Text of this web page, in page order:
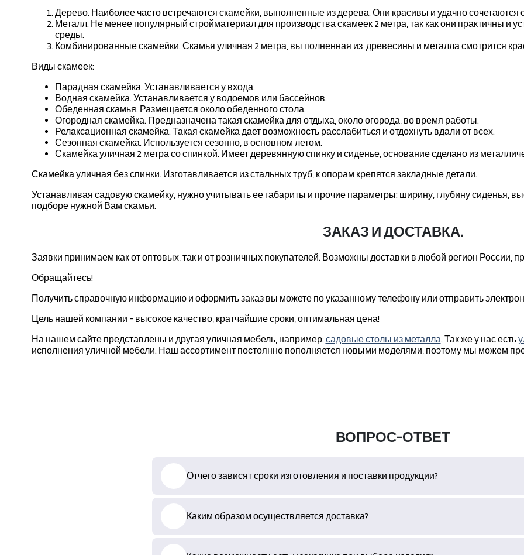
Дерево. Наиболее часто встречаются скамейки, выполненные из дерева. Они красивы и удачно сочетаются
Металл. Не менее популярный стройматериал для производства скамеек 2 метра, так как они практичны и
среды.
Комбинированные скамейки. Скамья уличная 2 метра, вы полненная из древесины и металла смотрится
Виды скамеек:
Парадная скамейка. Устанавливается у входа.
Водная скамейка. Устанавливается у водоемов или бассейнов.
Обеденная скамья. Размещается около обеденного стола.
Огородная скамейка. Предназначена такая скамейка для отдыха, около огорода, во время работы.
Релаксационная скамейка. Такая скамейка дает возможность расслабиться и отдохнуть вдали от всех.
Сезонная скамейка. Используется сезонно, в основном летом.
Скамейка уличная 2 метра со спинкой. Имеет деревянную спинку и сиденье, основание сделано из
Скамейка уличная без спинки. Изготавливается из стальных труб, к опорам крепятся закладные детали.
Устанавливая садовую скамейку, нужно учитывать ее габариты и прочие параметры: ширину, глубину сиденья,
подборе нужной Вам скамьи.
ЗАКАЗ И ДОСТАВКА.
Заявки принимаем как от оптовых, так и от розничных покупателей. Возможны доставки в любой регион России,
Обращайтесь!
Получить справочную информацию и оформить заказ вы можете по указанному телефону или отправить
Цель нашей компании - высокое качество, кратчайшие сроки, оптимальная цена!
На нашем сайте представлены и другая уличная мебель, например: садовые столы из металла. Так же у нас есть
исполнения уличной мебели. Наш ассортимент постоянно пополняется новыми моделями, поэтому мы можем
ВОПРОС-ОТВЕТ
Отчего зависят сроки изготовления и поставки продукции?
Каким образом осуществляется доставка?